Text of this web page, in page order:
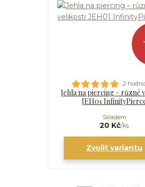
2
Jehla na piercing – různé
JEH01
20 Kč/ks
Skladem
Zvolit variantu